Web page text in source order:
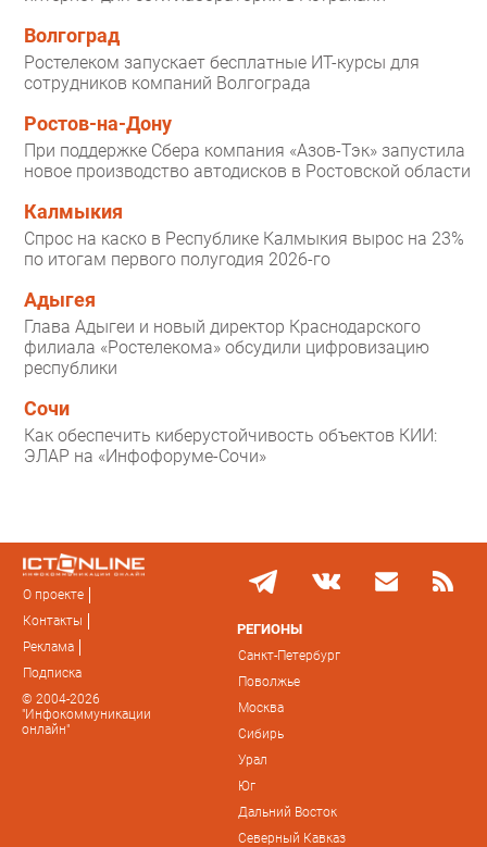
Волгоград
Ростелеком запускает бесплатные ИТ-курсы для
сотрудников компаний Волгограда
Ростов-на-Дону
При поддержке Сбера компания «Азов-Тэк» запустила
новое производство автодисков в Ростовской области
Калмыкия
Спрос на каско в Республике Калмыкия вырос на 23%
по итогам первого полугодия 2026-го
Адыгея
Глава Адыгеи и новый директор Краснодарского
филиала «Ростелекома» обсудили цифровизацию
республики
Сочи
Как обеспечить киберустойчивость объектов КИИ:
ЭЛАР на «Инфофоруме-Сочи»
О проекте
Контакты
Реклама
Подписка
© 2004-2026
"Инфокоммуникации
онлайн"
РЕГИОНЫ
Санкт-Петербург
Поволжье
Москва
Сибирь
Урал
Юг
Дальний Восток
Северный Кавказ